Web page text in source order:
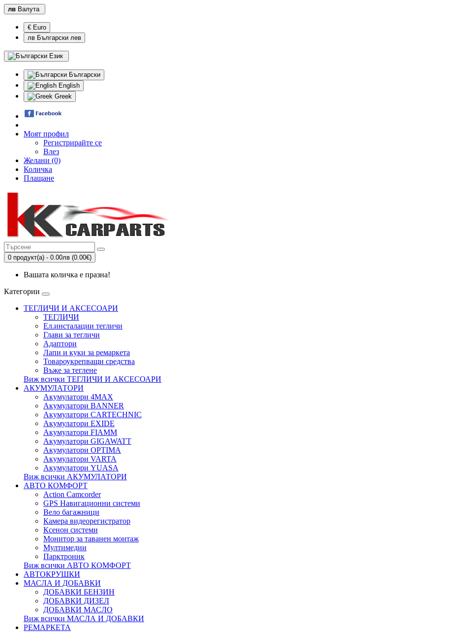
лв Валута
€ Euro
лв Български лев
Език
Български
English
Greek
Моят профил
Регистрирайте се
Влез
Желани (0)
Количка
Плащане
0 продукт(а) - 0.00лв (0.00€)
Вашата количка е празна!
Категории
ТЕГЛИЧИ И АКСЕСОАРИ
ТЕГЛИЧИ
Eл.инсталации тегличи
Глави за тегличи
Адаптори
Лапи и куки за ремаркета
Товароукрепващи средства
Въже за теглене
Виж всички ТЕГЛИЧИ И АКСЕСОАРИ
АКУМУЛАТОРИ
Акумулатори 4MAX
Акумулатори BANNER
Акумулатори CARTECHNIC
Акумулатори EXIDE
Акумулатори FIAMM
Акумулатори GIGAWATT
Акумулатори OPTIMA
Акумулатори VARTA
Акумулатори YUASA
Виж всички АКУМУЛАТОРИ
АВТО КОМФОРТ
Action Camcorder
GPS Навигационни системи
Вело багажници
Камера видеорегистратор
Ксенон системи
Монитор за таванен монтаж
Мултимедии
Парктроник
Виж всички АВТО КОМФОРТ
АВТОКРУШКИ
МАСЛА И ДОБАВКИ
ДОБАВКИ БЕНЗИН
ДОБАВКИ ДИЗЕЛ
ДОБАВКИ МАСЛО
Виж всички МАСЛА И ДОБАВКИ
РЕМАРКЕТА